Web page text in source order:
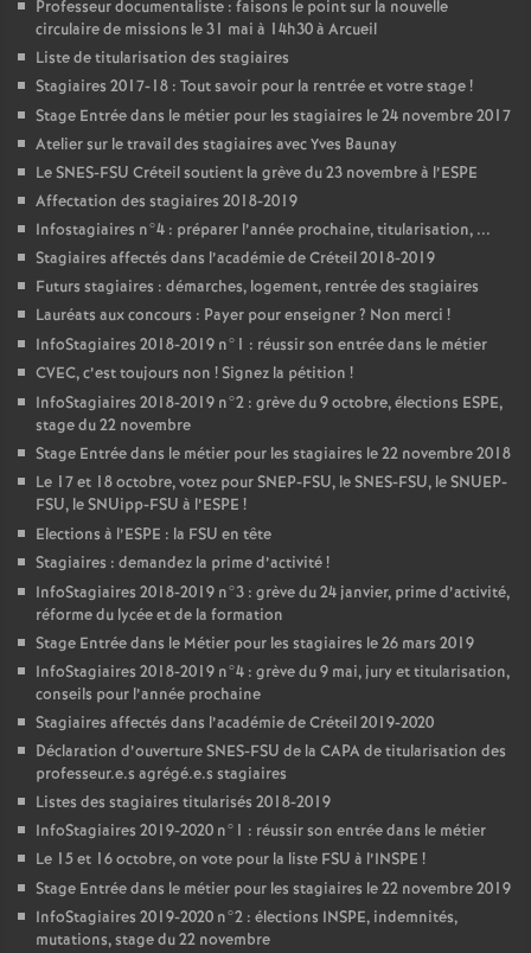
Professeur documentaliste : faisons le point sur la nouvelle
circulaire de missions le 31 mai à 14h30 à Arcueil
Liste de titularisation des stagiaires
Stagiaires 2017-18 : Tout savoir pour la rentrée et votre stage!
Stage Entrée dans le métier pour les stagiaires le 24 novembre 2017
Atelier sur le travail des stagiaires avec Yves Baunay
LeSNES-FSU Créteil soutient la grève du 23 novembre à l’ESPE
Affectation des stagiaires 2018-2019
Infostagiaires n°4 : préparer l’année prochaine, titularisation, ...
Stagiaires affectés dans l’académie de Créteil 2018-2019
Futurs stagiaires : démarches, logement, rentrée des stagiaires
Lauréats aux concours : Payer pour enseigner? Non merci !
InfoStagiaires 2018-2019 n°1 : réussir son entrée dans le métier
CVEC, c’est toujours non ! Signez la pétition !
InfoStagiaires 2018-2019 n°2 : grève du 9 octobre, élections ESPE,
stage du 22 novembre
Stage Entrée dans le métier pour les stagiaires le 22 novembre 2018
Le 17 et 18 octobre, votez pourSNEP-FSU, leSNES-FSU, leSNUEP-
FSU, le SNUipp-FSU à l’ESPE !
Elections à l’ESPE : la FSU en tête
Stagiaires : demandez la prime d’activité!
InfoStagiaires 2018-2019 n°3 : grève du 24 janvier, prime d’activité,
réforme du lycée et de la formation
Stage Entrée dans le Métier pour les stagiaires le 26 mars 2019
InfoStagiaires 2018-2019 n°4 : grève du 9 mai, jury et titularisation,
conseils pour l’année prochaine
Stagiaires affectés dans l’académie de Créteil 2019-2020
Déclaration d’ouvertureSNES-FSU de la CAPAde titularisation des
professeur.e.s agrégé.e.s stagiaires
Listes des stagiaires titularisés 2018-2019
InfoStagiaires 2019-2020 n°1 : réussir son entrée dans le métier
Le 15 et 16 octobre, on vote pour la liste FSU à l’INSPE !
Stage Entrée dans le métier pour les stagiaires le 22 novembre 2019
InfoStagiaires 2019-2020 n°2 : élections INSPE, indemnités,
mutations, stage du 22 novembre